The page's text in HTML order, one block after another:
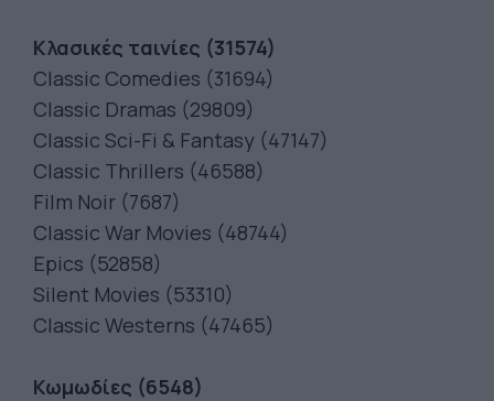
Κλασικές ταινίες (31574)
Classic Comedies (31694)
Classic Dramas (29809)
Classic Sci-Fi & Fantasy (47147)
Classic Thrillers (46588)
Film Noir (7687)
Classic War Movies (48744)
Epics (52858)
Silent Movies (53310)
Classic Westerns (47465)
Κωμωδίες (6548)